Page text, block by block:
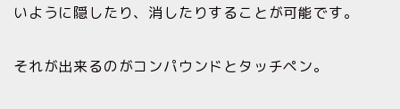
いように隠したり、消したりすることが可能です。
それが出来るのがコンパウンドとタッチペン。